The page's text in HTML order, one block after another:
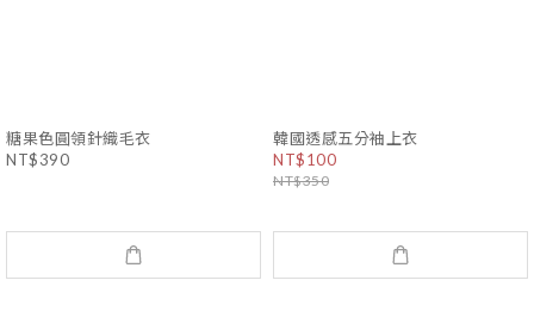
糖果色圓領針織毛衣
NT$390
韓國透感五分袖上衣
NT$100
NT$350